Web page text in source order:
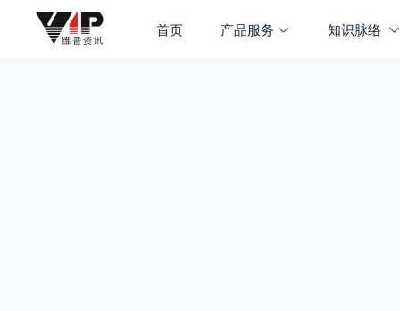
首页 产品服务 知识脉络